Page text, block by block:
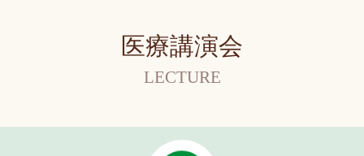
医療講演会
LECTURE